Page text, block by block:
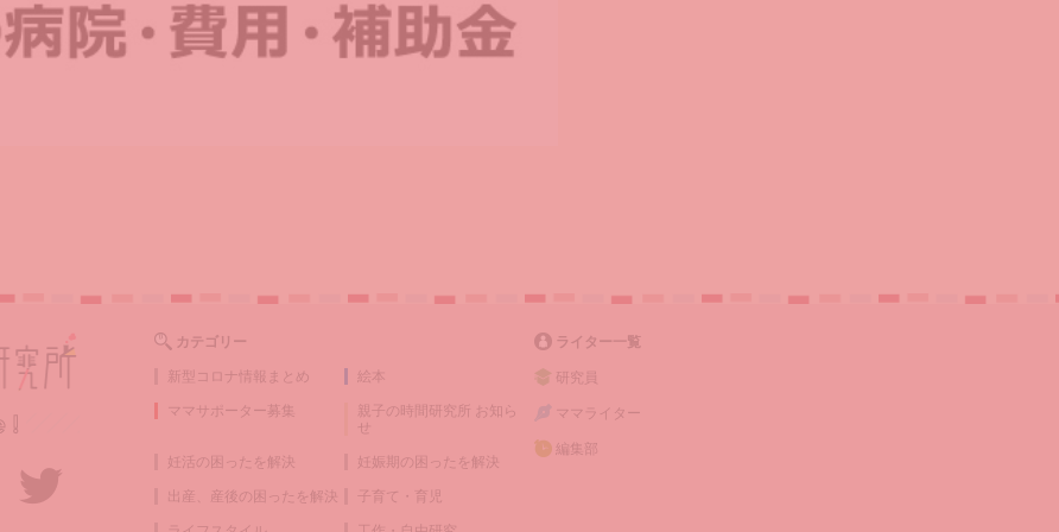
カテゴリー
新型コロナ情報まとめ 絵本
ママサポーター募集
親子の時間研究所 お知ら
せ
妊活の困ったを解決 妊娠期の困ったを解決
出産、産後の困ったを解決 子育て・育児
ライター一覧
研究員
ママライター
編集部